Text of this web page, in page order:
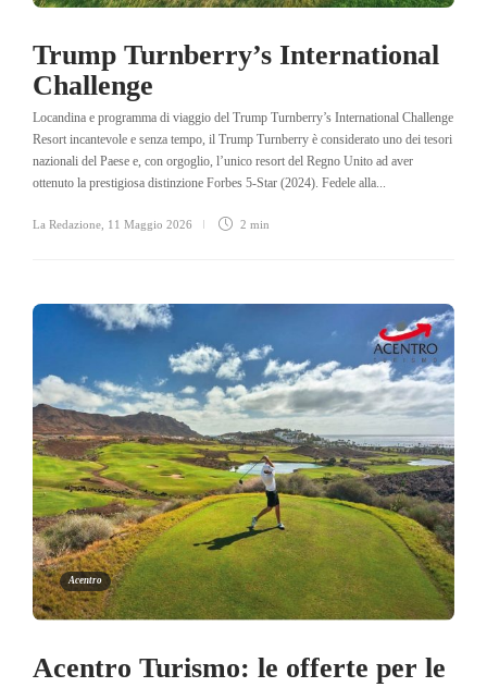
Trump Turnberry’s International
Challenge
Locandina e programma di viaggio del Trump Turnberry’s International Challenge
Resort incantevole e senza tempo, il Trump Turnberry è considerato uno dei tesori
nazionali del Paese e, con orgoglio, l’unico resort del Regno Unito ad aver
ottenuto la prestigiosa distinzione Forbes 5-Star (2024). Fedele alla...
La Redazione 11 Maggio 2026 2 min
Acentro
Acentro Turismo: le offerte per le